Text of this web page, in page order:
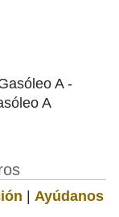
A -
A
| Ayúdanos